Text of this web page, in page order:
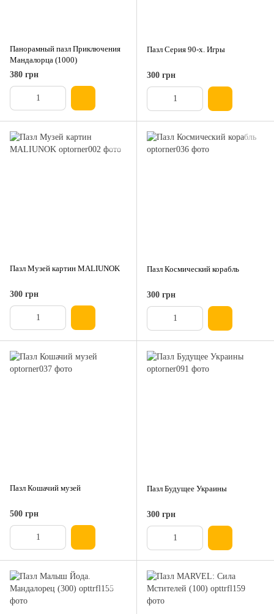
Панорамный пазл Приключения
Мандалорца (1000)
380 грн
Пазл Серия 90-х. Игры
300 грн
Пазл Музей картин MALIUNOK
300 грн
Пазл Космический корабль
300 грн
Пазл Кошачий музей
500 грн
Пазл Будущее Украины
300 грн